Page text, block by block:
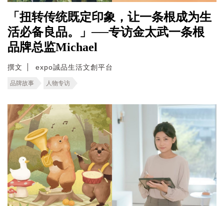
「扭转传统既定印象，让一条根成为生
活必备良品。」──专访金太武一条根
品牌总监Michael
撰文 expo誠品生活文創平台
品牌故事 人物专访